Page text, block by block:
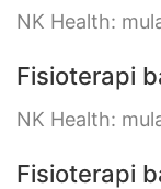
NK Health:
Fisioterapi
NK Health:
Fisioterapi